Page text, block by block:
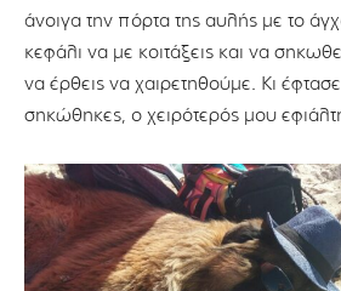
άνοιγα την πόρτα της αυλής με το
κεφάλι να με κοιτάξεις και να
να έρθεις να χαιρετηθούμε. Κι
σηκώθηκες, ο χειρότερός μου